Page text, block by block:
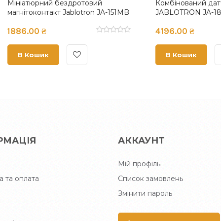
модуль доступу з
JA-152E
₴
Комбінований детектор
вогню JA-110ST
2006.00 ₴
та оплата
АККАУНТ
Мій профіль
Список замовлень
Змінити пароль